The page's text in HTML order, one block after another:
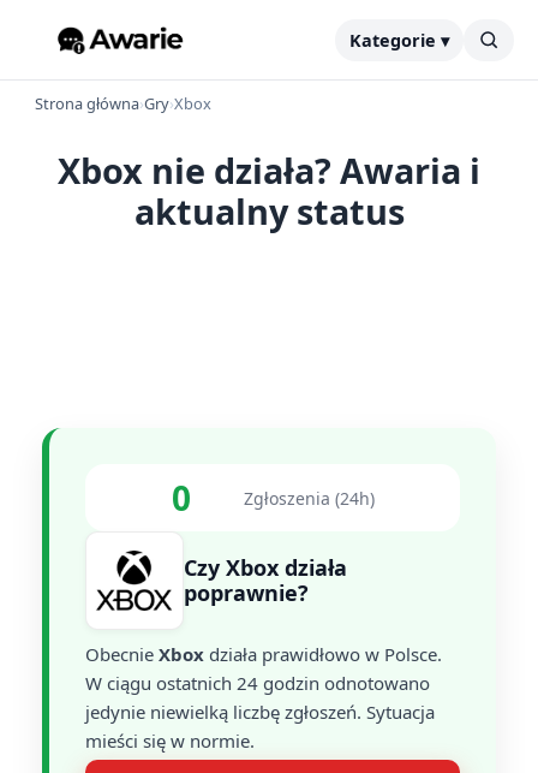
Kategorie ▾
Strona główna›Gry›Xbox
Xbox nie działa? Awaria i
aktualny status
0 Zgłoszenia (24h)
Czy Xbox działa
poprawnie?
Obecnie Xbox działa prawidłowo w Polsce.
W ciągu ostatnich 24 godzin odnotowano
jedynie niewielką liczbę zgłoszeń. Sytuacja
mieści się w normie.